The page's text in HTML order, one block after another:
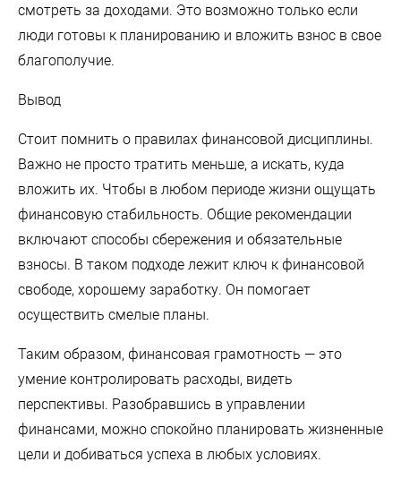
смотреть за доходами. Это возможно только если
люди готовы к планированию и вложить взнос в свое
благополучие.
Вывод
Стоит помнить о правилах финансовой дисциплины.
Важно не просто тратить меньше, а искать, куда
вложить их. Чтобы в любом периоде жизни ощущать
финансовую стабильность. Общие рекомендации
включают способы сбережения и обязательные
взносы. В таком подходе лежит ключ к финансовой
свободе, хорошему заработку. Он помогает
осуществить смелые планы.
Таким образом, финансовая грамотность — это
умение контролировать расходы, видеть
перспективы. Разобравшись в управлении
финансами, можно спокойно планировать жизненные
цели и добиваться успеха в любых условиях.